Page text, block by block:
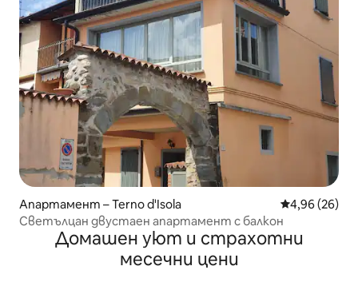
Апартамент – Terno d'Isola Средна
4,96 (26)
Светълцан двустаен апартамент с балкон
Домашен уют и страхотни
месечни цени